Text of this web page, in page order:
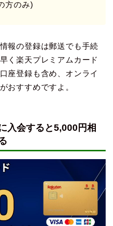
方のみ)
報の登録は郵送でも手続
く楽天プレミアムカード
座登録も含め、オンライ
おすすめですよ。
入会すると5,000円相